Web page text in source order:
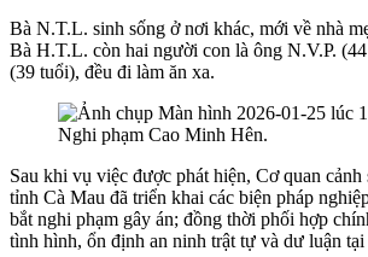
Bà N.T.L. sinh sống ở nơi khác, mới về nhà
Bà H.T.L. còn hai người con là ông N.V.P.
(39 tuổi), đều đi làm ăn xa.
Nghi phạm Cao Minh Hên.
Sau khi vụ việc được phát hiện, Cơ quan cảnh
tỉnh Cà Mau đã triển khai các biện pháp
bắt nghi phạm gây án; đồng thời phối hợp
tình hình, ổn định an ninh trật tự và dư luận